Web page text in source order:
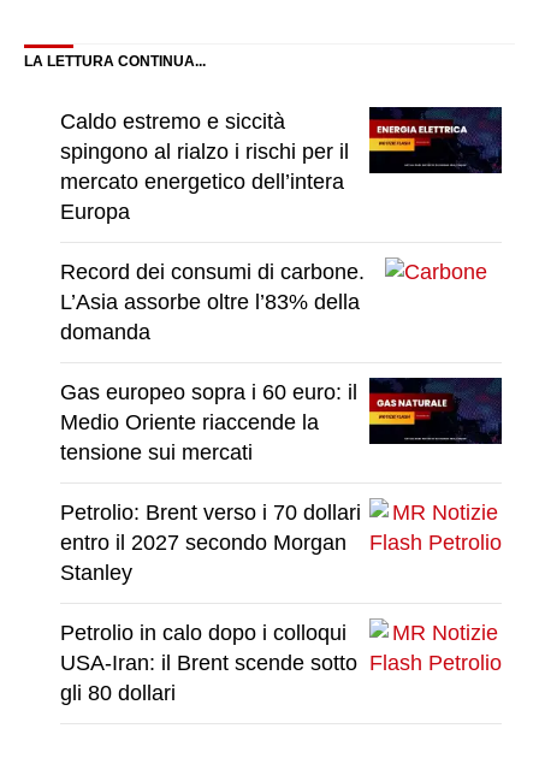
LA LETTURA CONTINUA...
Caldo estremo e siccità
spingono al rialzo i rischi per il
mercato energetico dell’intera
Europa
Record dei consumi di carbone.
L’Asia assorbe oltre l’83% della
domanda
Gas europeo sopra i 60 euro: il
Medio Oriente riaccende la
tensione sui mercati
Petrolio: Brent verso i 70 dollari
entro il 2027 secondo Morgan
Stanley
Petrolio in calo dopo i colloqui
USA-Iran: il Brent scende sotto
gli 80 dollari